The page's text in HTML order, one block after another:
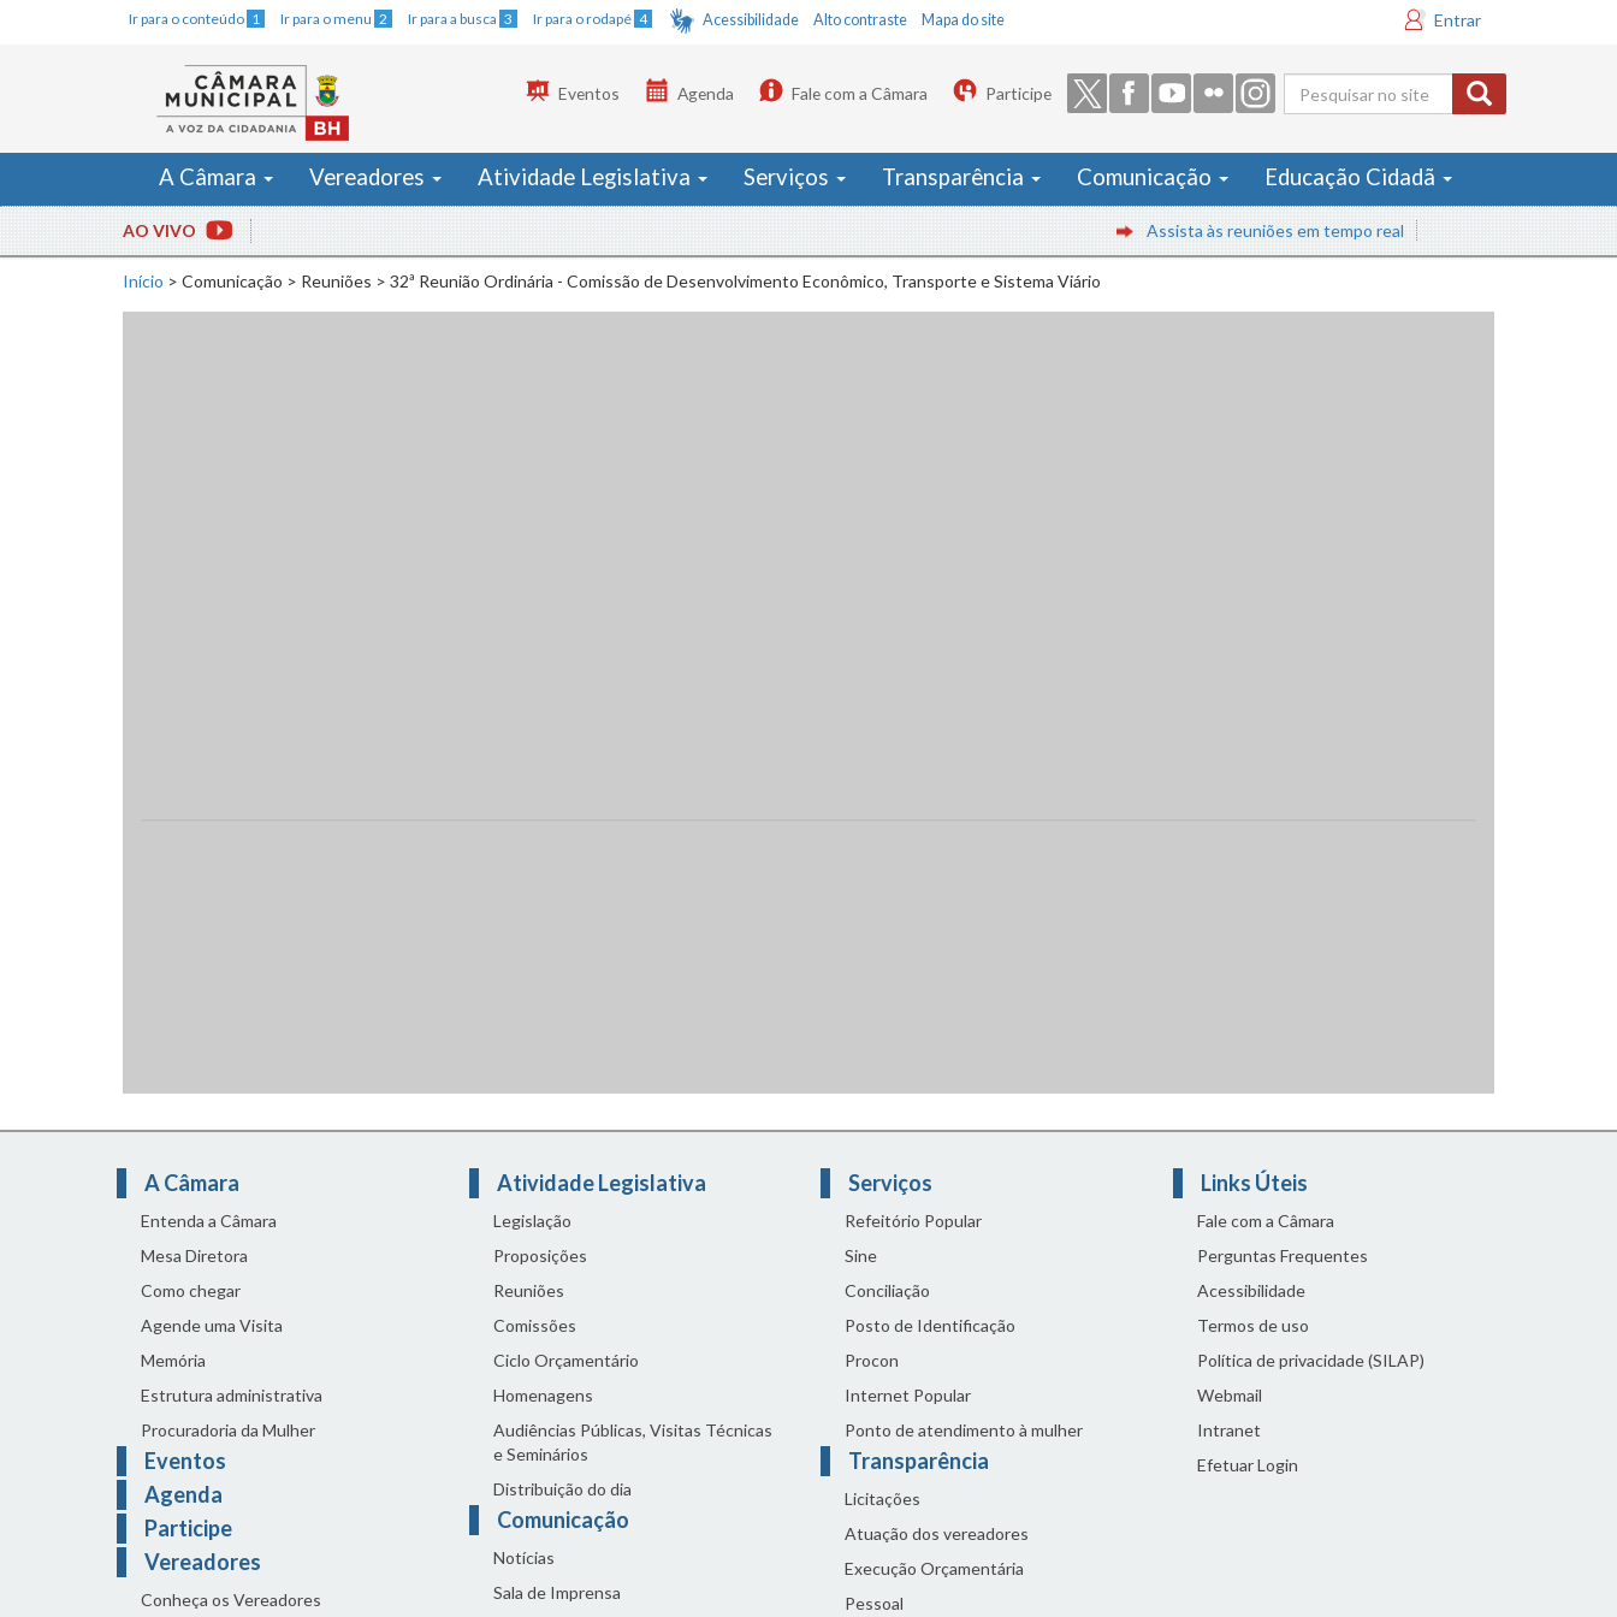
Ir para o conteúdo 1 Ir para o menu 2 Ir para a busca 3 Ir para o rodapé 4 Acessibilidade Alto contraste Mapa do site Entrar
Formulário
de busca
Eventos Agenda Fale com a Câmara Participe
A Câmara Vereadores Atividade Legislativa Serviços Transparência Comunicação Educação Cidadã
AO VIVO Assista às reuniões em tempo real
Início > Comunicação > Reuniões > 32ª Reunião Ordinária - Comissão de Desenvolvimento Econômico, Transporte e Sistema Viário
A Câmara
Entenda a Câmara
Mesa Diretora
Como chegar
Agende uma Visita
Memória
Estrutura administrativa
Procuradoria da Mulher
Eventos
Agenda
Participe
Vereadores
Conheça os Vereadores
Atividade Legislativa
Legislação
Proposições
Reuniões
Comissões
Ciclo Orçamentário
Homenagens
Audiências Públicas, Visitas Técnicas
e Seminários
Distribuição do dia
Comunicação
Notícias
Sala de Imprensa
Serviços
Refeitório Popular
Sine
Conciliação
Posto de Identificação
Procon
Internet Popular
Ponto de atendimento à mulher
Transparência
Licitações
Atuação dos vereadores
Execução Orçamentária
Pessoal
Links Úteis
Fale com a Câmara
Perguntas Frequentes
Acessibilidade
Termos de uso
Política de privacidade (SILAP)
Webmail
Intranet
Efetuar Login